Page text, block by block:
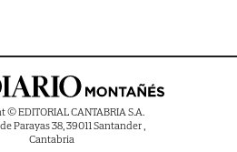
© EDITORIAL CANTABRIA S.A.
Parayas 38, 39011 Santander ,
Cantabria